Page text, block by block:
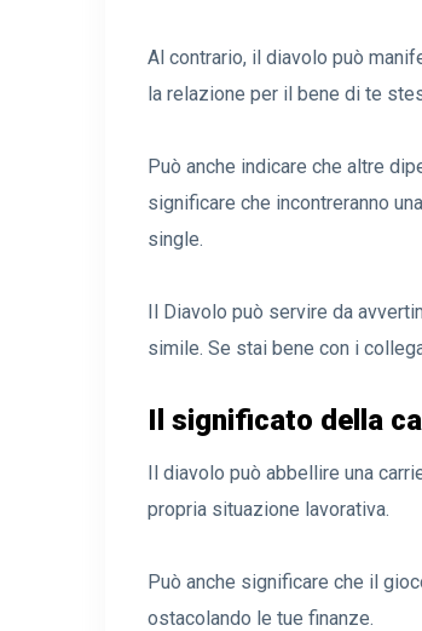
Al contrario, il diavolo può
la relazione per il bene di te
Può anche indicare che altre
significare che incontreranno
single.
Il Diavolo può servire da
simile. Se stai bene con i
Il significato della
Il diavolo può abbellire una
propria situazione lavorativa.
Può anche significare che il
ostacolando le tue finanze.